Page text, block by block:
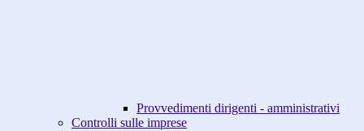
Provvedimenti dirigenti - amministrativi
Controlli sulle imprese